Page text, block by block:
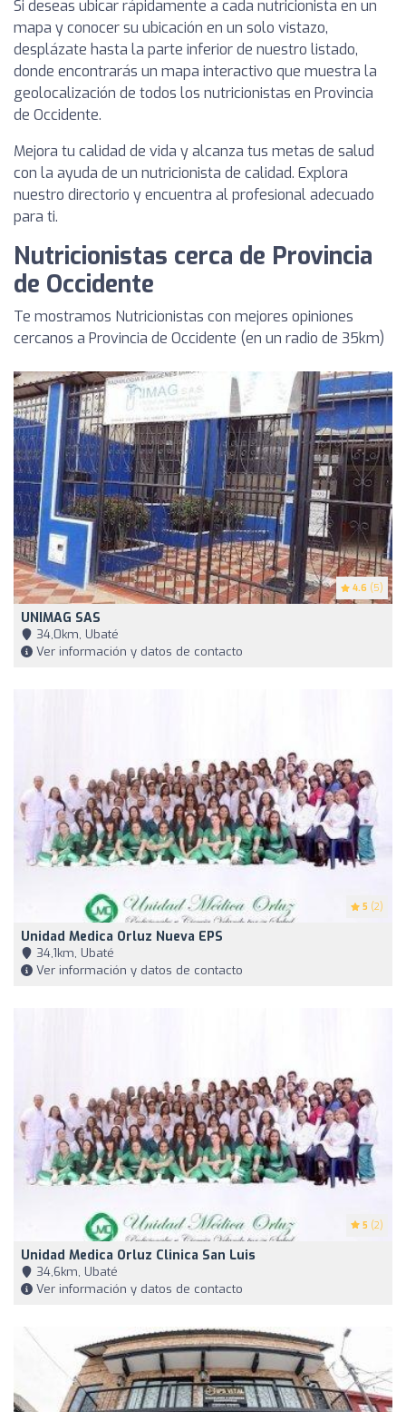
Si deseas ubicar rápidamente a cada nutricionista en un
mapa y conocer su ubicación en un solo vistazo,
desplázate hasta la parte inferior de nuestro listado,
donde encontrarás un mapa interactivo que muestra la
geolocalización de todos los nutricionistas en Provincia
de Occidente.
Mejora tu calidad de vida y alcanza tus metas de salud
con la ayuda de un nutricionista de calidad. Explora
nuestro directorio y encuentra al profesional adecuado
para ti.
Nutricionistas cerca de Provincia
de Occidente
Te mostramos Nutricionistas con mejores opiniones
cercanos a Provincia de Occidente (en un radio de 35km)
4.6 (5)
UNIMAG SAS
34,0km, Ubaté
Ver información y datos de contacto
5 (2)
Unidad Medica Orluz Nueva EPS
34,1km, Ubaté
Ver información y datos de contacto
5 (2)
Unidad Medica Orluz Clinica San Luis
34,6km, Ubaté
Ver información y datos de contacto